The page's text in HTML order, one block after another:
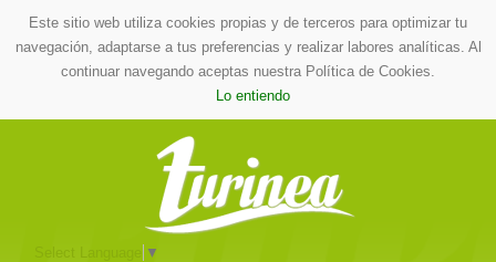
Este sitio web utiliza cookies propias y de terceros para optimizar tu
navegación, adaptarse a tus preferencias y realizar labores analíticas. Al
continuar navegando aceptas nuestra Política de Cookies.
Lo entiendo
▼